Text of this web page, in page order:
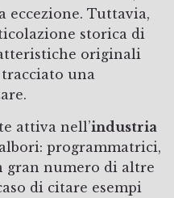
eccezione. Tuttavia,
storica di
originali
una
attiva nell’industria
programmatrici,
gran numero di altre
di citare esempi